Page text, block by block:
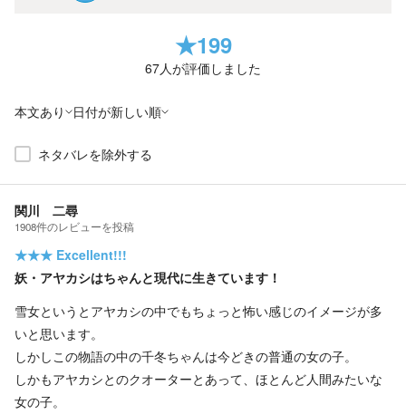
★199
67人が評価しました
本文あり 日付が新しい順
ネタバレを除外する
関川 二尋
1908件のレビューを投稿
★★★ Excellent!!!
妖・アヤカシはちゃんと現代に生きています！
雪女というとアヤカシの中でもちょっと怖い感じのイメージが多
いと思います。
しかしこの物語の中の千冬ちゃんは今どきの普通の女の子。
しかもアヤカシとのクオーターとあって、ほとんど人間みたいな
女の子。